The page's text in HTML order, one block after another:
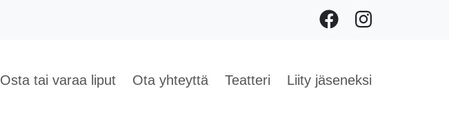
FacebookInstagram
Osta tai varaa liput Ota yhteyttä Teatteri Liity jäseneksi